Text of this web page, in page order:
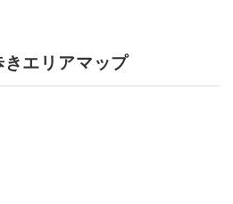
エリアマップ